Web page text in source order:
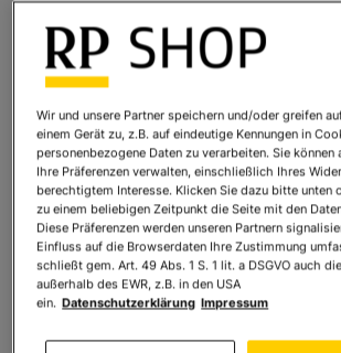
Wassily Kandinsky: Bild
Quadrate (1913), gerahmt
Sofort lieferbar
Ihr Preis:360,00 €*
* inkl. MwSt. zzgl.Versandkosten
Anzahl: In den
Wir und unsere Partner speichern und/oder greifen
einem Gerät zu, z.B. auf eindeutige Kennungen in
personenbezogene Daten zu verarbeiten. Sie können
Ihre Präferenzen verwalten, einschließlich Ihres
berechtigtem Interesse. Klicken Sie dazu bitte unten
zu einem beliebigen Zeitpunkt die Seite mit den
Diese Präferenzen werden unseren Partnern
Einfluss auf die Browserdaten Ihre Zustimmung
schließt gem. Art. 49 Abs. 1 S. 1 lit. a DSGVO auch
außerhalb des EWR, z.B. in den USA
ein. Datenschutzerklärung Impressum